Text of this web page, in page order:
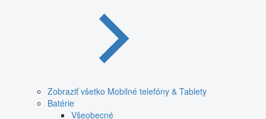
Zobraziť všetko Mobilné telefóny & Tablety
Batérie
Všeobecné